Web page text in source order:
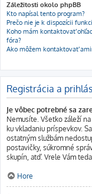
Záležitosti okolo phpBB
Kto napísal tento program?
Prečo nie je k dispozícii
Koho mám kontaktovať
fóra?
Ako môžem kontaktovať
Registrácia a
Je vôbec potrebné sa
Nemusíte. Všetko záleží
ku vkladaniu príspevkov.
ostatným službám
postavičky, súkromné
skupín, atď. Vrele Vám
Hore